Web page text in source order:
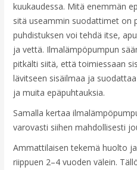
kuukaudessa. Mitä enemmän
sitä useammin suodattimet on
puhdistuksen voi tehdä itse,
ja vettä. Ilmalämpöpumpun
pitkälti siitä, että toimiessaan
lävitseen sisäilmaa ja
ja muita epäpuhtauksia.
Samalla kertaa
varovasti siihen mahdollisesti
Ammattilaisen tekemä huolto
riippuen 2–4 vuoden välein.